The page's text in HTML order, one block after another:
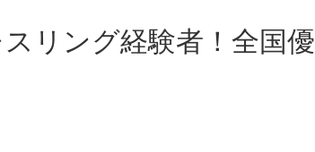
スリング経験者！全国優